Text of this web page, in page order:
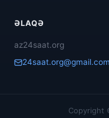
ƏLAQƏ
az24saat.org
24saat.org@gmail.com